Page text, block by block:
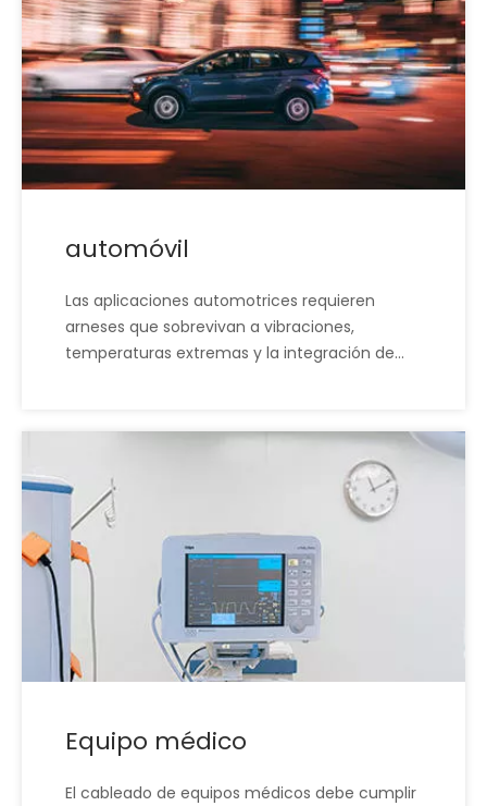
específicos de su producto, lo que reduce los
riesgos de retrabajos de producción y
retiradas de productos.
automóvil
Las aplicaciones automotrices requieren
arneses que sobrevivan a vibraciones,
temperaturas extremas y la integración de
calidad para garantizar la confiabilidad en
entornos automotrices de alto estrés. Con
amplia experiencia en la fabricación de
arneses para automóviles, lo apoyamos
durante el diseño, las pruebas y el aumento
de la producción.
Equipo médico
El cableado de equipos médicos debe cumplir